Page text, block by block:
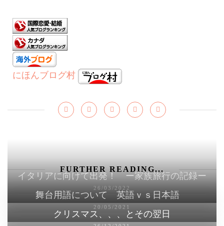
にほんブログ村
FURTHER READING...
イタリアに向けて出発！ ー家族旅行の記録ー
26/03/2022
舞台用語について 英語ｖｓ日本語
20/05/2021
クリスマス、、、とその翌日